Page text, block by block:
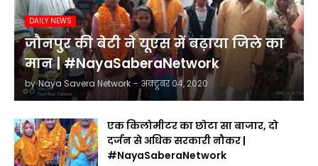
DAILY NEWS
जौनपुर की बेटी ने यूएस में बढ़ाया जिले का
मान | #NayaSaberaNetwork
by Naya Savera Network - अक्टूबर 04, 2020
एक किलोमीटर का छोटा सा बाजार, दो
दर्जन से अधिक सरकारी नौकर |
#NayaSaberaNetwork